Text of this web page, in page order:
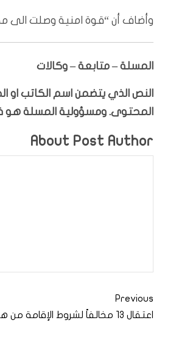
وأضاف أن “قوة امنية وصلت الى
المسلة – متابعة – وكالات
النص الذي يتضمن اسم الكاتب او
المحتوى. ومسؤولية المسلة هو
About Post Author
Previous
اعتقال 13 مخالفاً لشروط الإقامة من هذه الجنسيات في بغداد